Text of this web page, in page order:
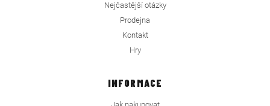
Nejčastější otázky
Prodejna
Kontakt
Hry
INFORMACE